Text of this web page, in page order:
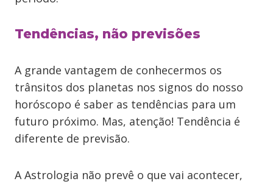
Tendências, não previsões
A grande vantagem de conhecermos os
trânsitos dos planetas nos signos do nosso
horóscopo é saber as tendências para um
futuro próximo. Mas, atenção! Tendência é
diferente de previsão.
A Astrologia não prevê o que vai acontecer,